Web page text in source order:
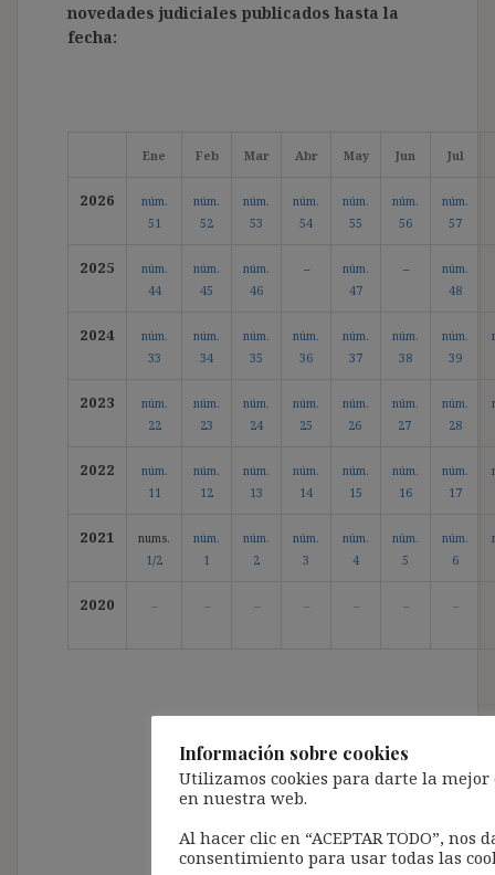
novedades judiciales publicados hasta la
fecha:
Ene Feb Mar Abr May Jun Jul
2026
núm.
51
núm.
52
núm.
53
núm.
54
núm.
55
núm.
56
núm.
57
2025
núm.
44
núm.
45
núm.
46
–
núm.
47
–
núm.
48
2024
núm.
33
núm.
34
núm.
35
núm.
36
núm.
37
núm.
38
núm.
39
2023
núm.
22
núm.
23
núm.
24
núm.
25
núm.
26
núm.
27
núm.
28
2022
núm.
11
núm.
12
núm.
13
núm.
14
núm.
15
núm.
16
núm.
17
2021
nums.
1 /2
núm.
1
núm.
2
núm.
3
núm.
4
núm.
5
núm.
6
2020 – – – – – – –
Información sobre cookies
Utilizamos cookies para darte la mejor
en nuestra web.
Al hacer clic en “ACEPTAR TODO”, nos
consentimiento para usar todas las